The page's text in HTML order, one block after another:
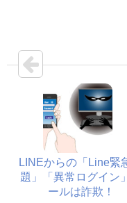
LINEからの「Line緊
題」「異常ログイン
ールは詐欺！